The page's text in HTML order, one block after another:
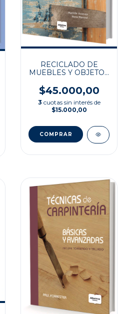
RECICLADO DE
MUEBLES Y OBJETOS
$45.000,00
3 cuotas sin interés de
$15.000,00